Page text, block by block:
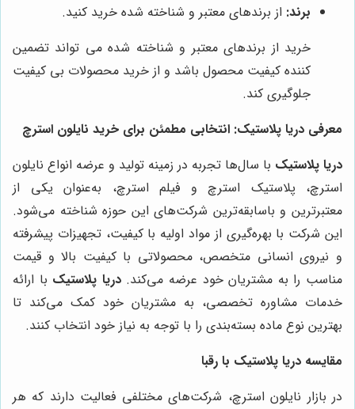
برند: از برندهای معتبر و شناخته شده خرید کنید.
خرید از برندهای معتبر و شناخته شده می تواند تضمین
کننده کیفیت محصول باشد و از خرید محصولات بی کیفیت
جلوگیری کند.
معرفی دریا پلاستیک: انتخابی مطمئن برای خرید نایلون استرچ
دریا پلاستیک با سال‌ها تجربه در زمینه تولید و عرضه انواع نایلون
استرچ، پلاستیک استرچ و فیلم استرچ، به‌عنوان یکی از
معتبرترین و باسابقه‌ترین شرکت‌های این حوزه شناخته می‌شود.
این شرکت با بهره‌گیری از مواد اولیه با کیفیت، تجهیزات پیشرفته
و نیروی انسانی متخصص، محصولاتی با کیفیت بالا و قیمت
مناسب را به مشتریان خود عرضه می‌کند.دریا پلاستیک با ارائه
خدمات مشاوره تخصصی، به مشتریان خود کمک می‌کند تا
بهترین نوع ماده بسته‌بندی را با توجه به نیاز خود انتخاب کنند.
مقایسه دریا پلاستیک با رقبا
در بازار نایلون استرچ، شرکت‌های مختلفی فعالیت دارند که هر